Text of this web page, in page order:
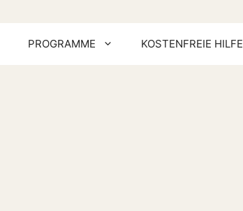
PROGRAMME KOSTENFREIE HILFE